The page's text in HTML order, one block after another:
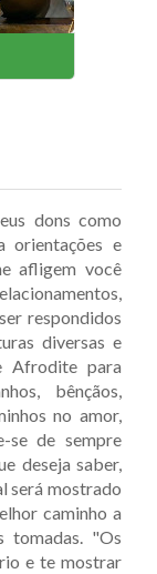
dons como
orientações e
afligem você
respondidos
diversas e
Afrodite para
bênçãos,
no amor,
se de sempre
deseja saber,
será mostrado
caminho a
tomadas. "Os
e te mostrar